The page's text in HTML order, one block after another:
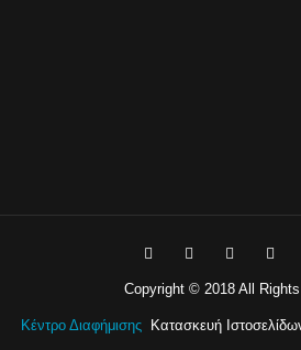
Copyright © 2018 All Rights
Κέντρο Διαφήμισης Κατασκευή